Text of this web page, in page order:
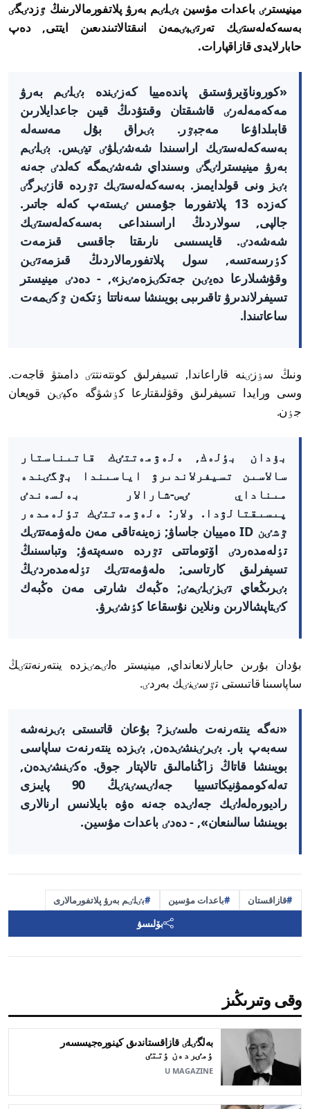
مينيسترٸ باعدات مۋسين بٸلٸم بەرۋ پلاتفورمالارىنىڭ ٷزدٸگٸ
بەسەكەلەستٸك تەرتٸبٸمەن انىقتالاتىندىعىن ايتتى, دەپ
حابارلايدى قازاقپارات.
«كوروناۆيرۋستىق پاندەمييا كەزٸندە بٸلٸم بەرۋ
مەكەمەلەرٸ قاشىقتان وقىتۋدىڭ قيىن جاعدايلارىن
قابىلداۋعا مەجبٷر. بٸراق بۇل مەسەلە
بەسەكەلەستٸك اراسىندا شەشٸلۋٸ تيٸس. بٸلٸم
بەرۋ مينيسترلٸگٸ وسىنداي شەشٸمگە كەلدٸ جەنە
بٸز ونى قولدايمىز. بەسەكەلەستٸك تٷردە قازٸرگٸ
كەزدە 13 پلاتفورما جۇمىس ٸستەپ كەلە جاتىر.
جالپى, سولاردىڭ اراسىنداعى بەسەكەلەستٸك
شەشەدٸ. قايسىسى نارىقتا جاقسى قىزمەت
كٶرسەتسە, سول پلاتفورمالاردىڭ قىزمەتٸن
وقۋشىلارعا دەيٸن جەتكٸزەمٸز», - دەدٸ مينيستر
تسيفرلاندىرۋ تاقىرىبى بويىنشا سەناتتا ٶتكەن ٷكٸمەت
ساعاتىندا.
ونىڭ سٶزٸنە قاراعاندا, تسيفرلىق كونتەنتتٸ دامىتۋ قاجەت.
وسى ورايدا تسيفرلىق وقۋلىقتارعا كٶشۋگە ەكپٸن قويعان
جٶن.
بۇدان بٶلەك, ەلەۋمەتتٸك قاتىناستار
سالاسىن تسيفرلاندىرۋ اياسىندا بٷگٸندە
مىناداي ٸس-شارالار بەلسەندٸ
پىسىقتالۋدا. ولار: ەلەۋمەتتٸك تٶلەمدەر
ٷشٸن ID ەمييان جاساۋ; زەينەتاقى مەن ەلەۋمەتتٸك
تٶلەمدەردٸ اۆتوماتتى تٷردە ەسەپتەۋ; وتباسىنىڭ
تسيفرلىق كارتاسى; ەلەۋمەتتٸك تٶلەمدەردٸڭ
بٸرىڭعاي تٸزٸلٸمٸ; ەڭبەك شارتى مەن ەڭبەك
كٸتاپشالارىن ونلاين نۇسقاعا كٶشٸرۋ.
بۇدان بۇرىن حابارلانعانداي, مينيستر ەلٸمٸزدە ينتەرنەتتٸڭ
ساپاسىنا قاتىستى تٷسٸنٸك بەردٸ.
«نەگە ينتەرنەت ەلسٸز? بۇعان قاتىستى بٸرنەشە
سەبەپ بار. بٸرٸنشٸدەن, بٸزدە ينتەرنەت ساپاسى
بويىنشا قاتاڭ زاڭنامالىق تالاپتار جوق. ەكٸنشٸدەن,
تەلەكوممۋنيكاتسييا جەلٸسٸنٸڭ 90 پايىزى
راديورەلەلٸك جەلٸدە جەنە ەۋە بايلانىس ارنالارى
بويىنشا سالىنعان», - دەدٸ باعدات مۋسين.
قازاقستان باعدات مۋسين بٸلٸم بەرۋ پلاتفورمالارى
بۆلىسۋ
وقى وتىرىڭىز
بەلگٸلٸ قازاقستاندىق كينورەجيسسەر
ٶمٸردەن ٶتتٸ
U MAGAZINE